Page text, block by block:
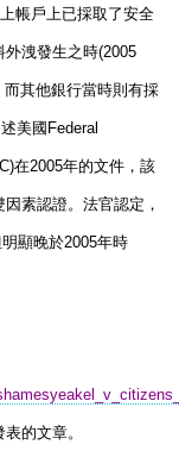
帳戶上已採取了安全
外洩發生之時(2005
其他銀行當時則有採
美國 Federal
在2005年的文件，該
素認證。法官認定，
顯晚於2005年時
的文章。